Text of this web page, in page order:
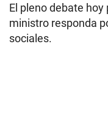
El pleno debate
ministro responda
sociales.